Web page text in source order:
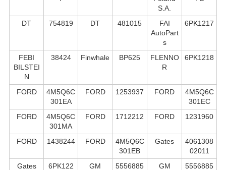
S.А.
DT 754819 DT 481015
FAI
AutoPart
s
6PK1217
FEBI
BILSTEI
N
38424 Finwhale BP625
FLENNO
R
6PK1218
FORD
4M5Q6C
301EA
FORD 1253937 FORD
4M5Q6C
301EC
FORD
4M5Q6C
301MA
FORD 1712212 FORD 1231960
FORD 1438244 FORD
4M5Q6C
301EB
Gates
4061308
02011
Gates
6PK122
GM
5556885
GM
5556885